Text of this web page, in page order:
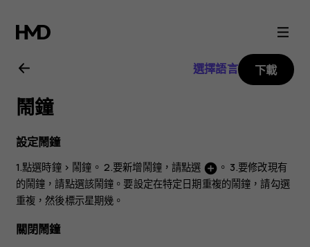
Nokia
5.3
用
戶
指
南
選擇語言 下載
鬧鐘
設定鬧鐘
1.點選時鐘> 鬧鐘 。 2.要新增鬧鐘，請點選 add_circle 。 3.要修改現有
的鬧鐘，請點選該鬧鐘。要設定在特定日期重複的鬧鐘，請勾選
重複 ，然後標示星期幾。
關閉鬧鐘